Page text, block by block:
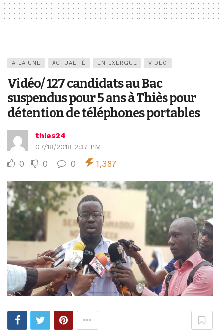
A LA UNE ACTUALITÉ EN EXERGUE VIDEO
Vidéo/ 127 candidats au Bac
suspendus pour 5 ans à Thiès pour
détention de téléphones portables
thies24
07/18/2018 2:37 PM
0 0 0 1,387